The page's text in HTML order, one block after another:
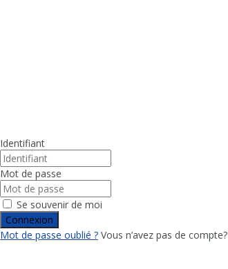
Identifiant
Mot de passe
Se souvenir de moi
Connexion
Mot de passe oublié ? Vous n’avez pas de compte?